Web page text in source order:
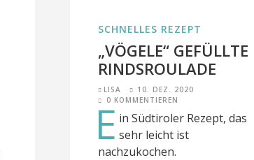
SCHNELLES REZEPT
„VÖGELE“ GEFÜLLTE
RINDSROULADE
LISA
10. DEZ. 2020
0 KOMMENTIEREN
E in Südtiroler Rezept, das
sehr leicht ist
nachzukochen.